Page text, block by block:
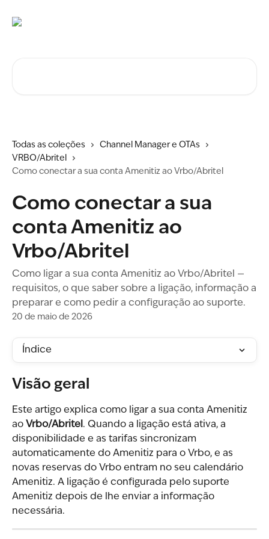
Todas as coleções
Channel Manager e OTAs
VRBO/Abritel
Como conectar a sua conta Amenitiz ao Vrbo/Abritel
Como conectar a sua
conta Amenitiz ao
Vrbo/Abritel
Como ligar a sua conta Amenitiz ao Vrbo/Abritel —
requisitos, o que saber sobre a ligação, informação a
preparar e como pedir a configuração ao suporte.
20 de maio de 2026
Índice
Visão geral
Este artigo explica como ligar a sua conta Amenitiz
ao Vrbo/Abritel . Quando a ligação está ativa, a
disponibilidade e as tarifas sincronizam
automaticamente do Amenitiz para o Vrbo, e as
novas reservas do Vrbo entram no seu calendário
Amenitiz. A ligação é configurada pelo suporte
Amenitiz depois de lhe enviar a informação
necessária.